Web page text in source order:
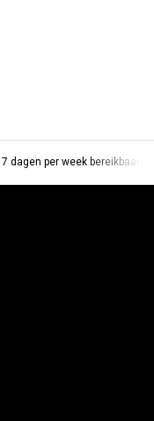
7 dagen per week bereikbaar